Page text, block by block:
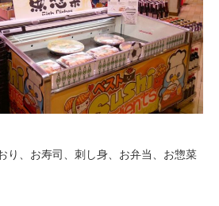
り、お寿司、刺し身、お弁当、お惣菜